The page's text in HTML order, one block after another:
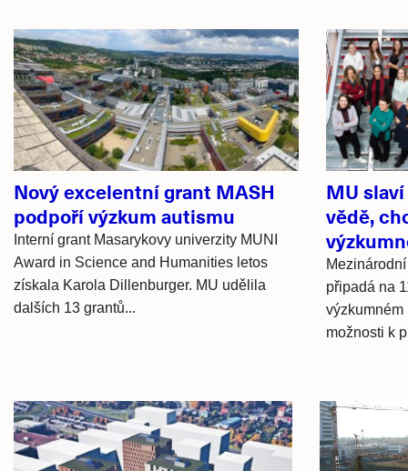
Související
články
Nový excelentní grant MASH
podpoří výzkum autismu
Interní grant Masarykovy univerzity MUNI
Award in Science and Humanities letos
získala Karola Dillenburger. MU udělila
dalších 13 grantů...
MU
vědě,
připadá na
výzkumném
možnosti k
Hlavní
novinky